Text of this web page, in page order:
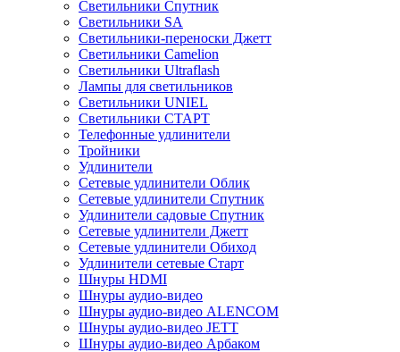
Светильники Спутник
Светильники SA
Светильники-переноски Джетт
Светильники Camelion
Светильники Ultraflash
Лампы для светильников
Светильники UNIEL
Светильники СТАРТ
Телефонные удлинители
Тройники
Удлинители
Сетевые удлинители Облик
Сетевые удлинители Спутник
Удлинители садовые Спутник
Сетевые удлинители Джетт
Сетевые удлинители Обиход
Удлинители сетевые Старт
Шнуры HDMI
Шнуры аудио-видео
Шнуры аудио-видео ALENCOM
Шнуры аудио-видео JETT
Шнуры аудио-видео Арбаком